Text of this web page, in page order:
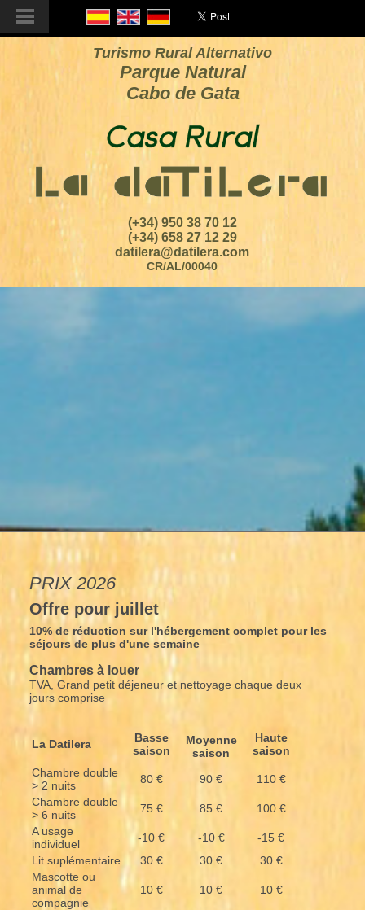
Turismo Rural Alternativo
Parque Natural
Cabo de Gata
(+34) 950 38 70 12
(+34) 658 27 12 29
datilera@datilera.com
CR/AL/00040
PRIX 2026
Offre pour juillet
10% de réduction sur l'hébergement complet pour les
séjours de plus d'une semaine
Chambres à louer
TVA, Grand petit déjeneur et nettoyage chaque deux
jours comprise
La Datilera
Basse
saison
Moyenne
saison
Haute
saison
Chambre double
> 2 nuits
80 € 90 €
110 €
Chambre double
> 6 nuits
75 € 85 €
100 €
A usage
individuel
-10 € -10 €
-15 €
Lit suplémentaire
30 € 30 €
30 €
Mascotte ou
animal de
compagnie
10 € 10 € 10 €